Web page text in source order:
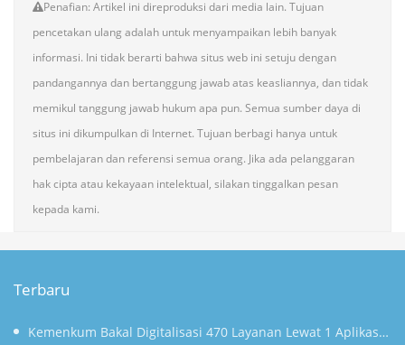
Penafian: Artikel ini direproduksi dari media lain. Tujuan
pencetakan ulang adalah untuk menyampaikan lebih banyak
informasi. Ini tidak berarti bahwa situs web ini setuju dengan
pandangannya dan bertanggung jawab atas keasliannya, dan tidak
memikul tanggung jawab hukum apa pun. Semua sumber daya di
situs ini dikumpulkan di Internet. Tujuan berbagi hanya untuk
pembelajaran dan referensi semua orang. Jika ada pelanggaran
hak cipta atau kekayaan intelektual, silakan tinggalkan pesan
kepada kami.
Terbaru
Kemenkum Bakal Digitalisasi 470 Layanan Lewat 1 Aplikasi